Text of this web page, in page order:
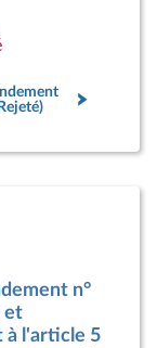
n°
et
à l'article 5